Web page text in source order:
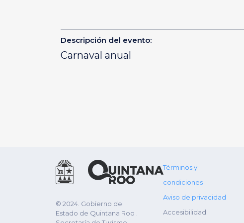
Descripción del evento:
Carnaval anual
© 2024. Gobierno del
Estado de Quintana Roo .
Términos y
condiciones
Aviso de privacidad
Accesibilidad: